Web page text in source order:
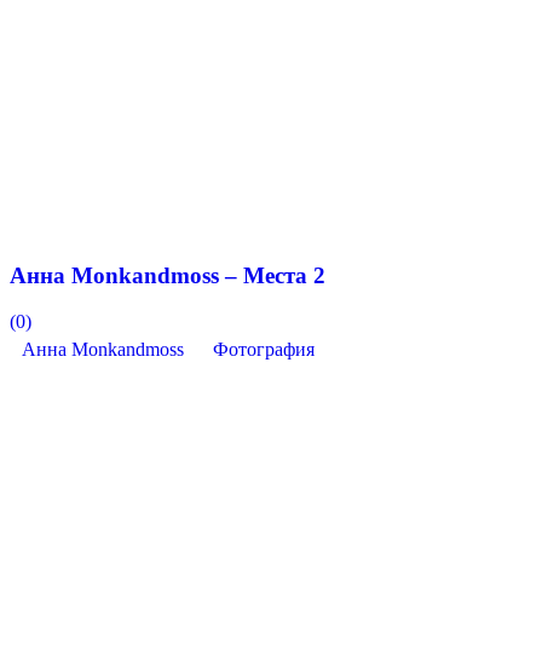
Анна Monkandmoss – Места 2
(0)
Анна Monkandmoss
Фотография